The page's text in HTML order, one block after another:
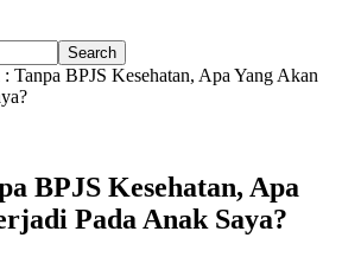
Tanpa BPJS Kesehatan, Apa Yang Akan
BPJS Kesehatan, Apa
Pada Anak Saya?